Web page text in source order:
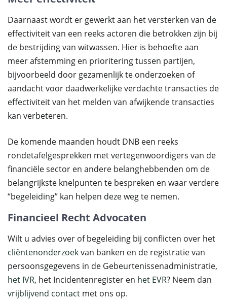
Daarnaast wordt er gewerkt aan het versterken van de
effectiviteit van een reeks actoren die betrokken zijn bij
de bestrijding van witwassen. Hier is behoefte aan
meer afstemming en prioritering tussen partijen,
bijvoorbeeld door gezamenlijk te onderzoeken of
aandacht voor daadwerkelijke verdachte transacties de
effectiviteit van het melden van afwijkende transacties
kan verbeteren.
De komende maanden houdt DNB een reeks
rondetafelgesprekken met vertegenwoordigers van de
financiële sector en andere belanghebbenden om de
belangrijkste knelpunten te bespreken en waar verdere
“begeleiding” kan helpen deze weg te nemen.
Financieel Recht Advocaten
Wilt u advies over of begeleiding bij conflicten over het
cliëntenonderzoekvan banken en de registratie van
persoonsgegevens in de Gebeurtenissenadministratie,
het IVR, het Incidentenregister en het EVR? Neem dan
vrijblijvend contact met ons op.